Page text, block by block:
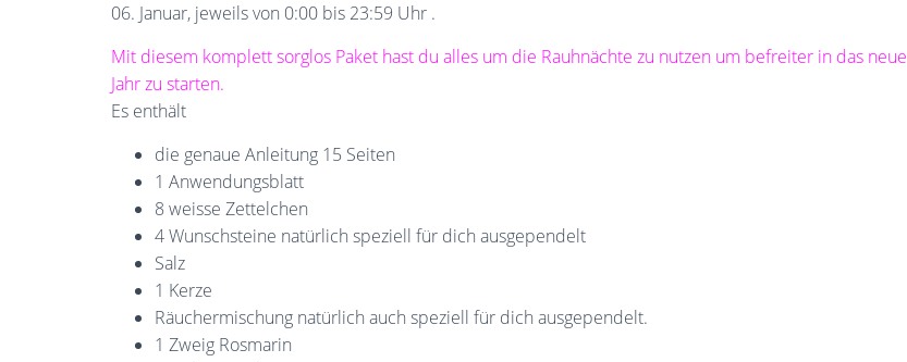
06. Januar, jeweils von 0:00 bis 23:59 Uhr .
Mit diesem komplett sorglos Paket hast du alles um die Rauhnächte zu nutzen um befreiter in das neue
Jahr zu starten.
Es enthält
die genaue Anleitung 15 Seiten
1 Anwendungsblatt
8 weisse Zettelchen
4 Wunschsteine natürlich speziell für dich ausgependelt
Salz
1 Kerze
Räuchermischung natürlich auch speziell für dich ausgependelt.
1 Zweig Rosmarin